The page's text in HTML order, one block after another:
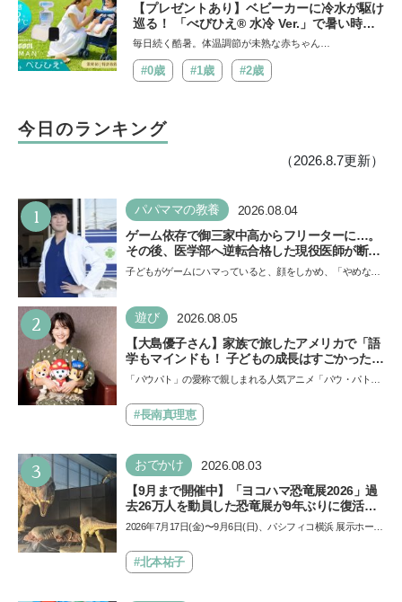
【プレゼントあり】ベビーカーに冷水が駆け
巡る！ 「べびひえ® 水冷 Ver.」で暑い時期
の赤ちゃんのお出かけをサポート
毎日続く酷暑。体温調節が未熟な赤ちゃん…
#0歳 #1歳 #2歳
今日のランキング
（2026.8.7更新）
1 パパママの教養 2026.08.04
ゲーム依存で御三家中高からフリーターに…。
その後、医学部へ逆転合格した現役医師が断言
「ゲームの経験が受験勉強に役立った」そう考
子どもがゲームにハマっていると、顔をしかめ、「やめなさ
い…
2 遊び 2026.08.05
【大島優子さん】家族で旅したアメリカで「語
学もマインドも！ 子どもの成長はすごかった」
声優をつとめた映画『パウ・パトロール ザ・ダ
できると子どもに知ってほしい
「パウパト」の愛称で親しまれる人気アニメ「パウ・パトロ
ザ…#長南真理恵
3 おでかけ 2026.08.03
【9月まで開催中】「ヨコハマ恐竜展2026」過
去26万人を動員した恐竜展が9年ぶりに復活！
夏休みのおでかけで楽しむポイントを完全ガイ
2026年7月17日(金)〜9月6日(日)、パシフィコ横浜 展示ホール
催…#北本祐子